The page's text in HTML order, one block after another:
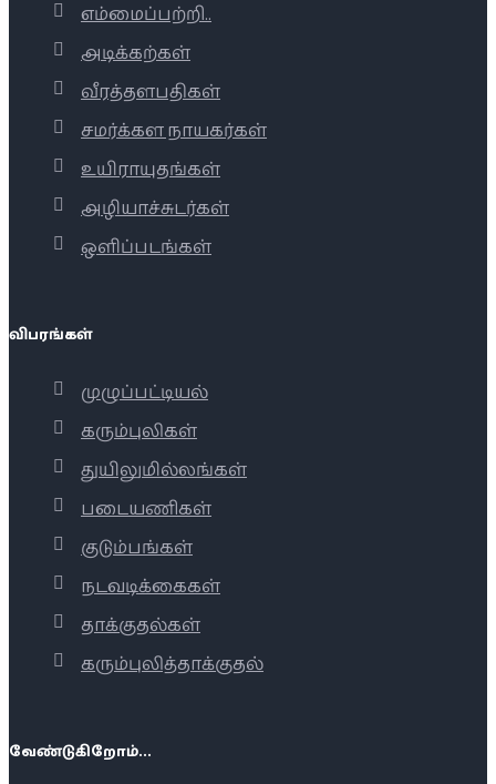
எம்மைப்பற்றி..
அடிக்கற்கள்
வீரத்தளபதிகள்
சமர்க்கள நாயகர்கள்
உயிராயுதங்கள்
அழியாச்சுடர்கள்
ஒளிப்படங்கள்
விபரங்கள்
முழுப்பட்டியல்
கரும்புலிகள்
துயிலுமில்லங்கள்
படையணிகள்
குடும்பங்கள்
நடவடிக்கைகள்
தாக்குதல்கள்
கரும்புலித்தாக்குதல்
வேண்டுகிறோம்...